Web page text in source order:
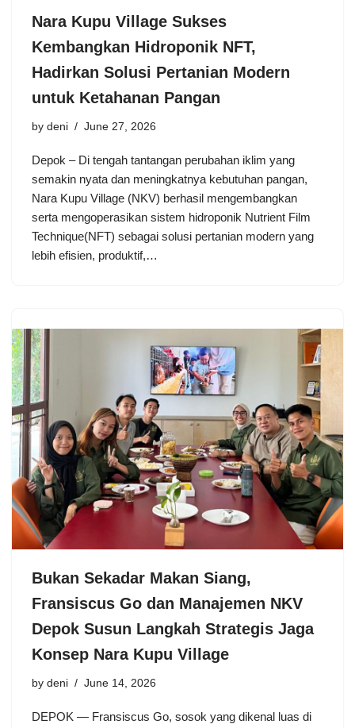
Nara Kupu Village Sukses
Kembangkan Hidroponik NFT,
Hadirkan Solusi Pertanian Modern
untuk Ketahanan Pangan
by deni June 27, 2026
Depok – Di tengah tantangan perubahan iklim yang
semakin nyata dan meningkatnya kebutuhan pangan,
Nara Kupu Village (NKV) berhasil mengembangkan
serta mengoperasikan sistem hidroponik Nutrient Film
Technique(NFT) sebagai solusi pertanian modern yang
lebih efisien, produktif,…
Bukan Sekadar Makan Siang,
Fransiscus Go dan Manajemen NKV
Depok Susun Langkah Strategis Jaga
Konsep Nara Kupu Village
by deni June 14, 2026
DEPOK — Fransiscus Go, sosok yang dikenal luas di